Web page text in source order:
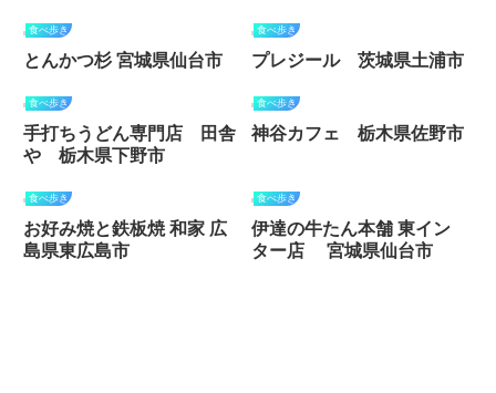
食べ歩き
とんかつ杉 宮城県仙台市
食べ歩き
プレジール 茨城県土浦市
食べ歩き
手打ちうどん専門店 田舎
や 栃木県下野市
食べ歩き
神谷カフェ 栃木県佐野市
食べ歩き
お好み焼と鉄板焼 和家 広
島県東広島市
食べ歩き
伊達の牛たん本舗 東イン
ター店 宮城県仙台市